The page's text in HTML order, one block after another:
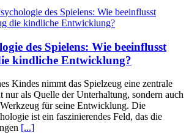
des Spielens: Wie beeinflusst
kindliche Entwicklung?
Kindes nimmt das Spielzeug eine zentrale
nur als Quelle der Unterhaltung, sondern auch
für seine Entwicklung. Die
ist ein faszinierendes Feld, das die
[...]